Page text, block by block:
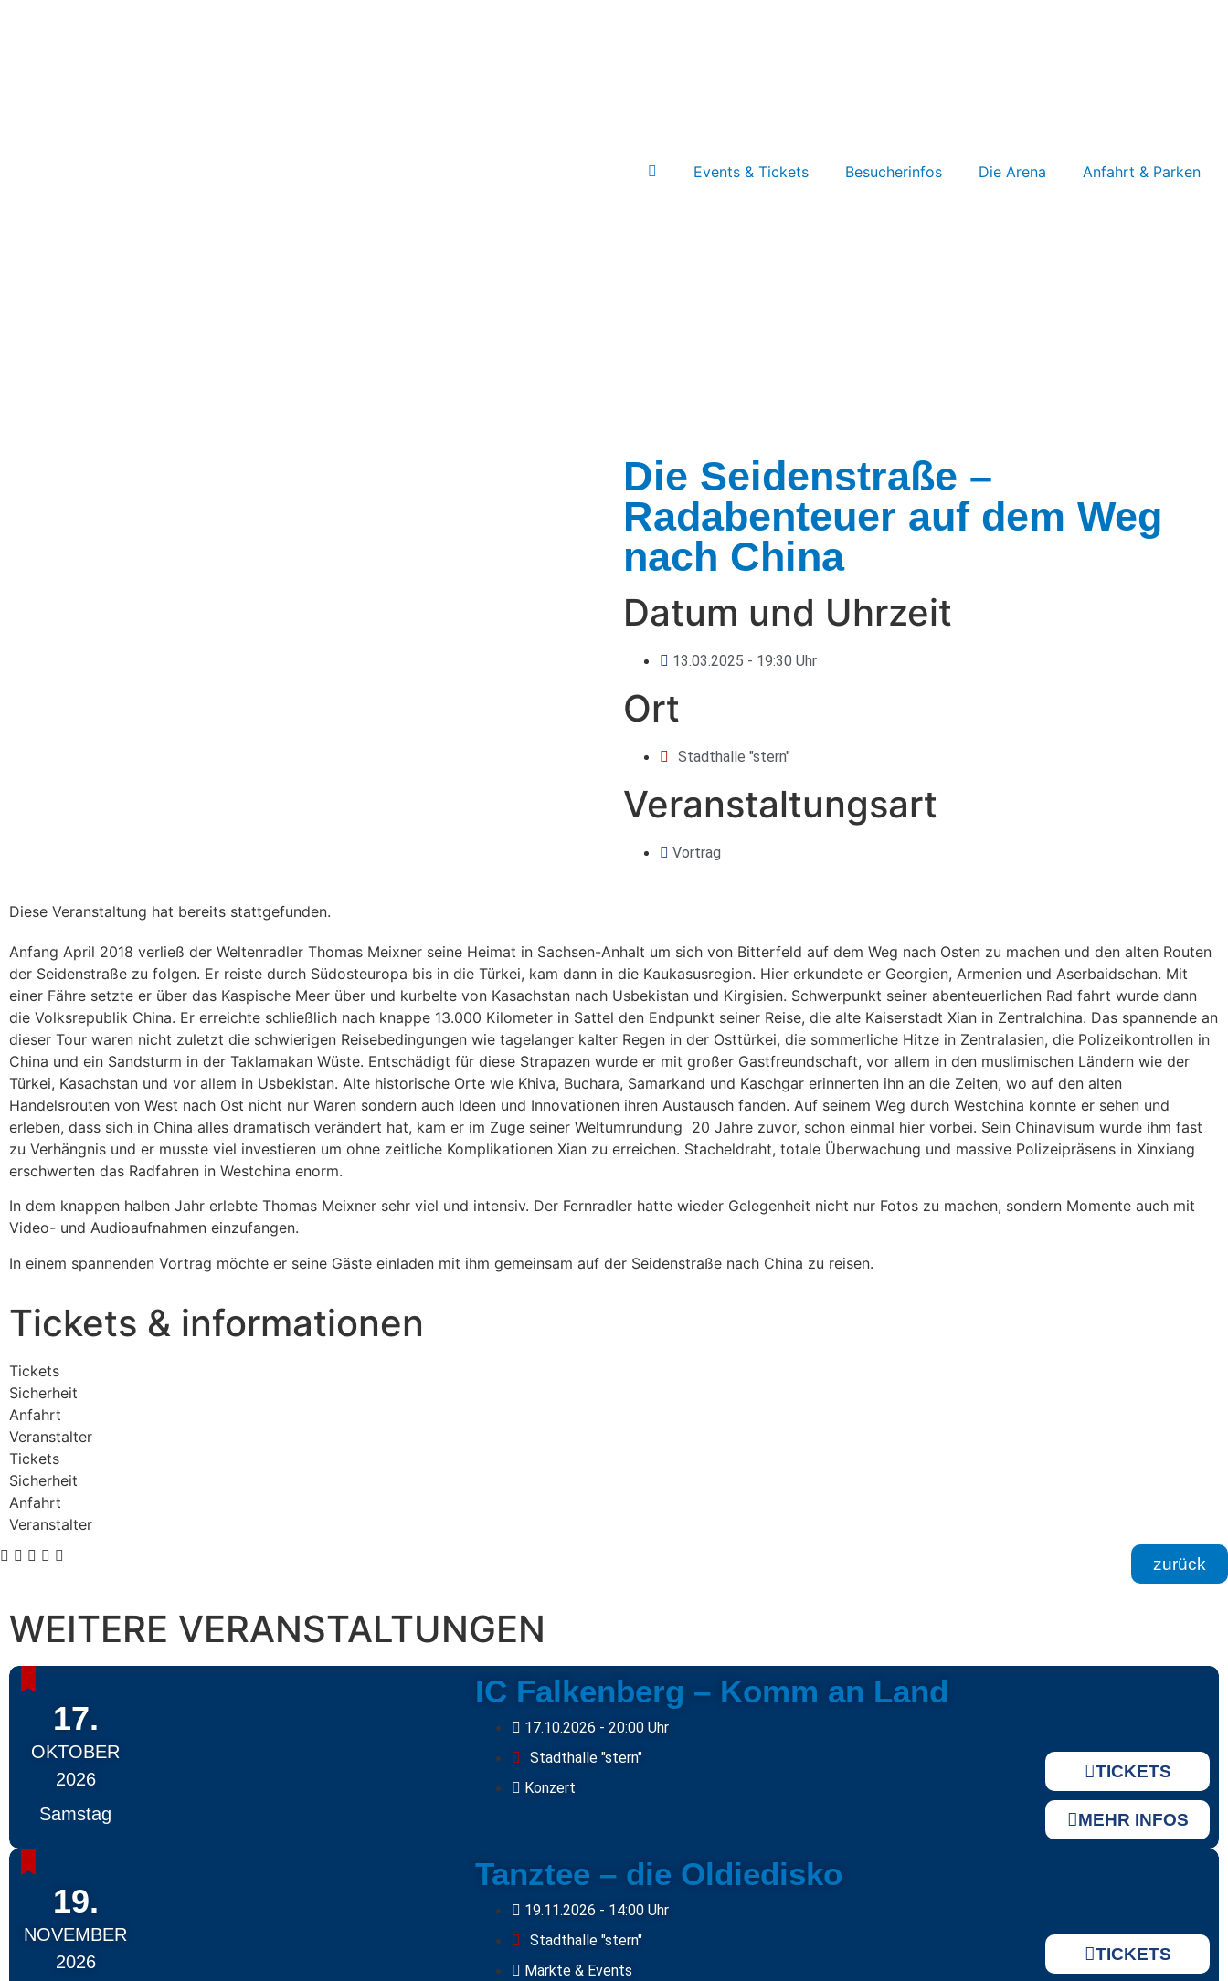
Events & Tickets Besucherinfos Die Arena Anfahrt & Parken
Die Seidenstraße –
Radabenteuer auf dem Weg
nach China
Datum und Uhrzeit
13.03.2025 - 19:30 Uhr
Ort
Stadthalle "stern"
Veranstaltungsart
Vortrag
Diese Veranstaltung hat bereits stattgefunden.
Anfang April 2018 verließ der Weltenradler Thomas Meixner seine Heimat in Sachsen-Anhalt um sich von Bitterfeld auf dem Weg nach Osten zu machen und den alten Routen
der Seidenstraße zu folgen. Er reiste durch Südosteuropa bis in die Türkei, kam dann in die Kaukasusregion. Hier erkundete er Georgien, Armenien und Aserbaidschan. Mit
einer Fähre setzte er über das Kaspische Meer über und kurbelte von Kasachstan nach Usbekistan und Kirgisien. Schwerpunkt seiner abenteuerlichen Rad fahrt wurde dann
die Volksrepublik China. Er erreichte schließlich nach knappe 13.000 Kilometer in Sattel den Endpunkt seiner Reise, die alte Kaiserstadt Xian in Zentralchina. Das spannende an
dieser Tour waren nicht zuletzt die schwierigen Reisebedingungen wie tagelanger kalter Regen in der Osttürkei, die sommerliche Hitze in Zentralasien, die Polizeikontrollen in
China und ein Sandsturm in der Taklamakan Wüste. Entschädigt für diese Strapazen wurde er mit großer Gastfreundschaft, vor allem in den muslimischen Ländern wie der
Türkei, Kasachstan und vor allem in Usbekistan. Alte historische Orte wie Khiva, Buchara, Samarkand und Kaschgar erinnerten ihn an die Zeiten, wo auf den alten
Handelsrouten von West nach Ost nicht nur Waren sondern auch Ideen und Innovationen ihren Austausch fanden. Auf seinem Weg durch Westchina konnte er sehen und
erleben, dass sich in China alles dramatisch verändert hat, kam er im Zuge seiner Weltumrundung 20 Jahre zuvor, schon einmal hier vorbei. Sein Chinavisum wurde ihm fast
zu Verhängnis und er musste viel investieren um ohne zeitliche Komplikationen Xian zu erreichen. Stacheldraht, totale Überwachung und massive Polizeipräsens in Xinxiang
erschwerten das Radfahren in Westchina enorm.
In dem knappen halben Jahr erlebte Thomas Meixner sehr viel und intensiv. Der Fernradler hatte wieder Gelegenheit nicht nur Fotos zu machen, sondern Momente auch mit
Video- und Audioaufnahmen einzufangen.
In einem spannenden Vortrag möchte er seine Gäste einladen mit ihm gemeinsam auf der Seidenstraße nach China zu reisen.
Tickets & informationen
Tickets
Sicherheit
Anfahrt
Veranstalter
Tickets
Sicherheit
Anfahrt
Veranstalter
zurück
WEITERE VERANSTALTUNGEN
17.
OKTOBER
2026
Samstag
IC Falkenberg – Komm an Land
17.10.2026 - 20:00 Uhr
Stadthalle "stern"
Konzert
TICKETS
MEHR INFOS
19.
NOVEMBER
2026
Tanztee – die Oldiedisko
19.11.2026 - 14:00 Uhr
Stadthalle "stern"
Märkte & Events
TICKETS